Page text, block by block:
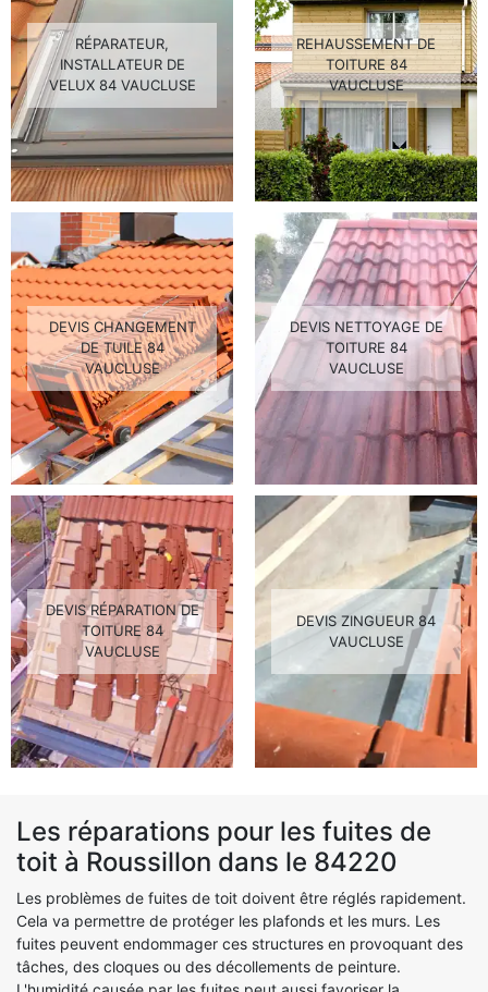
RÉPARATEUR,
INSTALLATEUR DE
VELUX 84 VAUCLUSE
REHAUSSEMENT DE
TOITURE 84
VAUCLUSE
DEVIS CHANGEMENT
DE TUILE 84
VAUCLUSE
DEVIS NETTOYAGE DE
TOITURE 84
VAUCLUSE
DEVIS RÉPARATION DE
TOITURE 84
VAUCLUSE
DEVIS ZINGUEUR 84
VAUCLUSE
Les réparations pour les fuites de
toit à Roussillon dans le 84220
Les problèmes de fuites de toit doivent être réglés rapidement.
Cela va permettre de protéger les plafonds et les murs. Les
fuites peuvent endommager ces structures en provoquant des
tâches, des cloques ou des décollements de peinture.